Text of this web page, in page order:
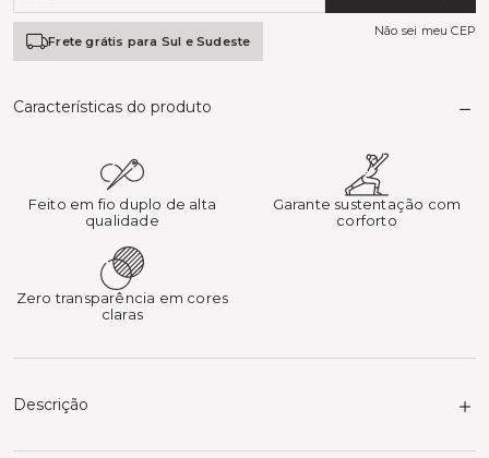
Frete grátis para Sul e Sudeste
Não sei meu CEP
Características do produto
Feito em fio duplo de alta
qualidade
Garante sustentação com
corforto
Zero transparência em cores
claras
Descrição